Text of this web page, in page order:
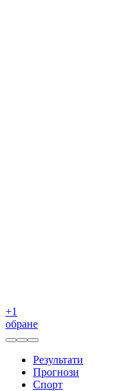
+1
обране
Результати
Прогнози
Спорт